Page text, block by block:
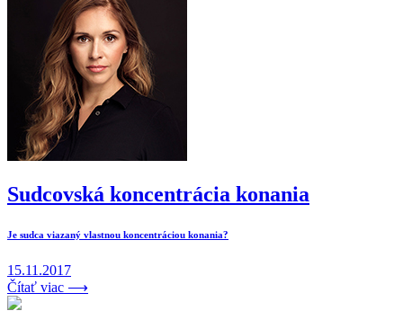
Sudcovská koncentrácia konania
Je sudca viazaný vlastnou koncentráciou konania?
15.11.2017
Čítať viac ⟶